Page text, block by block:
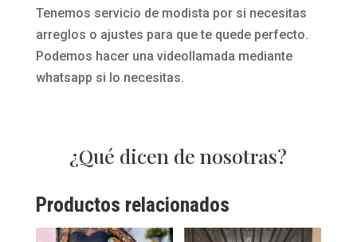
Tenemos servicio de modista por si necesitas
arreglos o ajustes para que te quede perfecto.
Podemos hacer una videollamada mediante
whatsapp si lo necesitas.
¿Qué dicen de nosotras?
Productos relacionados